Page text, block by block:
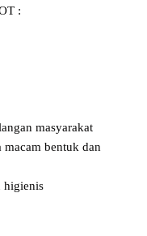
:
masyarakat
bentuk dan
higienis